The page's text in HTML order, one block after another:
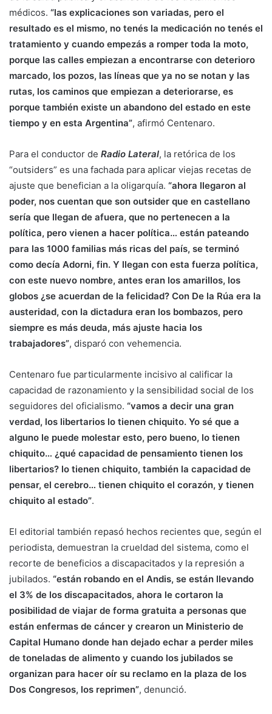
médicos. “las explicaciones son variadas, pero el
resultado es el mismo, no tenés la medicación no tenés el
tratamiento y cuando empezás a romper toda la moto,
porque las calles empiezan a encontrarse con deterioro
marcado, los pozos, las líneas que ya no se notan y las
rutas, los caminos que empiezan a deteriorarse, es
porque también existe un abandono del estado en este
tiempo y en esta Argentina”, afirmó Centenaro.
Para el conductor de Radio Lateral, la retórica de los
“outsiders” es una fachada para aplicar viejas recetas de
ajuste que benefician a la oligarquía. “ahora llegaron al
poder, nos cuentan que son outsider que en castellano
sería que llegan de afuera, que no pertenecen a la
política, pero vienen a hacer política… están pateando
para las 1000 familias más ricas del país, se terminó
como decía Adorni, fin. Y llegan con esta fuerza política,
con este nuevo nombre, antes eran los amarillos, los
globos ¿se acuerdan de la felicidad? Con De la Rúa era la
austeridad, con la dictadura eran los bombazos, pero
siempre es más deuda, más ajuste hacia los
trabajadores”, disparó con vehemencia.
Centenaro fue particularmente incisivo al calificar la
capacidad de razonamiento y la sensibilidad social de los
seguidores del oficialismo. “vamos a decir una gran
verdad, los libertarios lo tienen chiquito. Yo sé que a
alguno le puede molestar esto, pero bueno, lo tienen
chiquito… ¿qué capacidad de pensamiento tienen los
libertarios? lo tienen chiquito, también la capacidad de
pensar, el cerebro… tienen chiquito el corazón, y tienen
chiquito al estado”.
El editorial también repasó hechos recientes que, según el
periodista, demuestran la crueldad del sistema, como el
recorte de beneficios a discapacitados y la represión a
jubilados. “están robando en el Andis, se están llevando
el 3% de los discapacitados, ahora le cortaron la
posibilidad de viajar de forma gratuita a personas que
están enfermas de cáncer y crearon un Ministerio de
Capital Humano donde han dejado echar a perder miles
de toneladas de alimento y cuando los jubilados se
organizan para hacer oír su reclamo en la plaza de los
Dos Congresos, los reprimen”, denunció.